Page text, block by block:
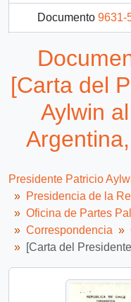
Documento 9631-5-8 - [Carta
Documento 9631-5-10 -
336 más...
[Carta del
Aylwin
Presidente Patricio
Presidencia de la
Oficina de Partes
Correspondencia
[Carta del